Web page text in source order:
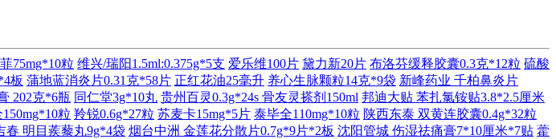
75mg*10粒 维兴/瑞阳1.5ml:0.375g*5支 爱乐维100片 黛力新20片 布洛芬缓释胶囊0.3克*12粒 硫酸
板 蒲地蓝消炎片0.31克*58片 正红花油25毫升 养心生脉颗粒14克*9袋 新峰药业 千柏鼻炎片
202克*6瓶 同仁堂3g*10丸 贵州百灵0.3g*24s 骨友灵搽剂150ml 邦迪大贴 苯扎氯铵贴3.8*2.5厘米
粒 羚锐0.6g*27粒 苏麦卡15mg*5片 泰毕全110mg*10粒 陕西东泰 双黄连胶囊0.4g*32粒
春 明目蒺藜丸9g*4袋 烟台中洲 金莲花分散片0.7g*9片*2板 沈阳管城 伤湿祛痛膏7*10厘米*7贴 藿